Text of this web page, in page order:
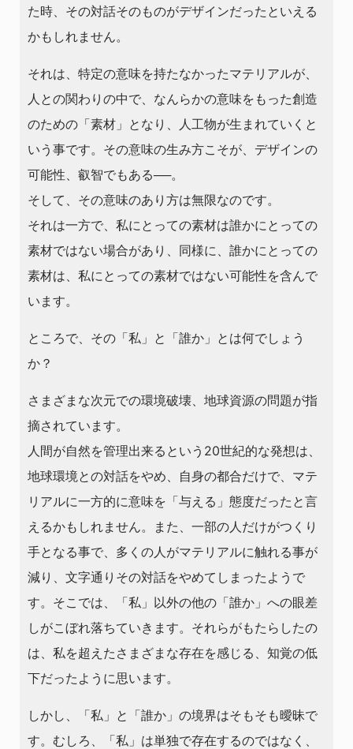
た時、その対話そのものがデザインだったといえる
かもしれません。
それは、特定の意味を持たなかったマテリアルが、
人との関わりの中で、なんらかの意味をもった創造
のための「素材」となり、人工物が生まれていくと
いう事です。その意味の生み方こそが、デザインの
可能性、叡智でもある──。
そして、その意味のあり方は無限なのです。
それは一方で、私にとっての素材は誰かにとっての
素材ではない場合があり、同様に、誰かにとっての
素材は、私にとっての素材ではない可能性を含んで
います。
ところで、その「私」と「誰か」とは何でしょう
か？
さまざまな次元での環境破壊、地球資源の問題が指
摘されています。
人間が自然を管理出来るという20世紀的な発想は、
地球環境との対話をやめ、自身の都合だけで、マテ
リアルに一方的に意味を「与える」態度だったと言
えるかもしれません。また、一部の人だけがつくり
手となる事で、多くの人がマテリアルに触れる事が
減り、文字通りその対話をやめてしまったようで
す。そこでは、「私」以外の他の「誰か」への眼差
しがこぼれ落ちていきます。それらがもたらしたの
は、私を超えたさまざまな存在を感じる、知覚の低
下だったように思います。
しかし、「私」と「誰か」の境界はそもそも曖昧で
す。むしろ、「私」は単独で存在するのではなく、